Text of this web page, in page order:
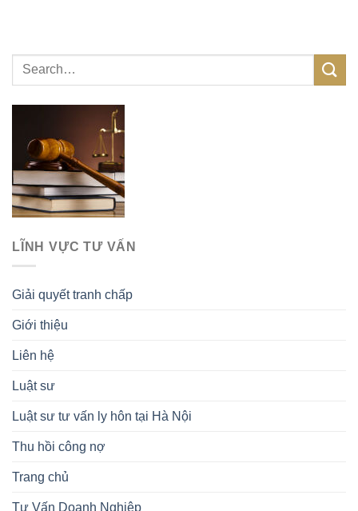
LĨNH VỰC TƯ VẤN
Giải quyết tranh chấp
Giới thiệu
Liên hệ
Luật sư
Luật sư tư vấn ly hôn tại Hà Nội
Thu hồi công nợ
Trang chủ
Tư Vấn Doanh Nghiệp